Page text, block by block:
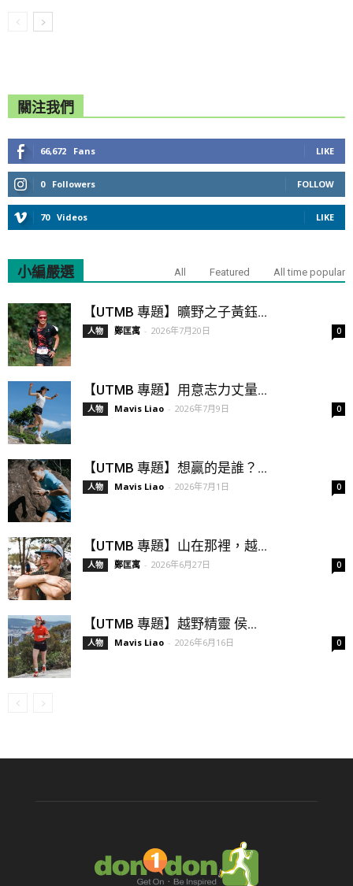
關注我們
66,672 Fans LIKE
0 Followers FOLLOW
70 Videos LIKE
小編嚴選 All Featured All time popular
【UTMB 專題】曠野之子黃鈺...
人物 鄭匡寓 - 2026年7月20日 0
【UTMB 專題】用意志力丈量...
人物 Mavis Liao - 2026年7月9日 0
【UTMB 專題】想贏的是誰？...
人物 Mavis Liao - 2026年7月1日 0
【UTMB 專題】山在那裡，越...
人物 鄭匡寓 - 2026年6月27日 0
【UTMB 專題】越野精靈 侯...
人物 Mavis Liao - 2026年6月16日 0